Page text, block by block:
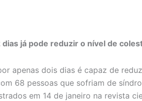
já pode reduzir o nível de
apenas dois dias é capaz de
68 pessoas que sofriam de
em 14 de janeiro na revista